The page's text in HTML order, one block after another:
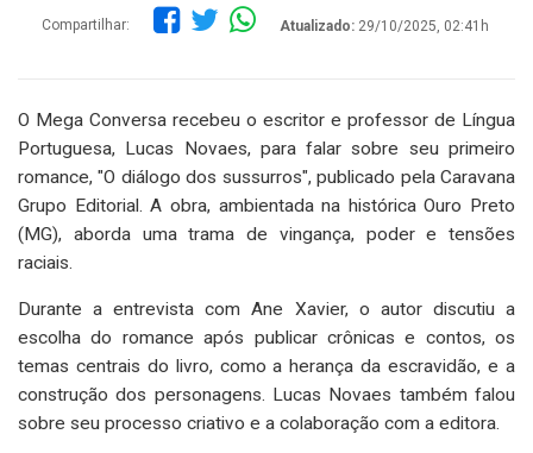
Compartilhar: Atualizado: 29/10/2025, 02:41h
O Mega Conversa recebeu o escritor e professor de Língua
Portuguesa, Lucas Novaes, para falar sobre seu primeiro
romance, "O diálogo dos sussurros", publicado pela Caravana
Grupo Editorial. A obra, ambientada na histórica Ouro Preto
(MG), aborda uma trama de vingança, poder e tensões
raciais.
Durante a entrevista com Ane Xavier, o autor discutiu a
escolha do romance após publicar crônicas e contos, os
temas centrais do livro, como a herança da escravidão, e a
construção dos personagens. Lucas Novaes também falou
sobre seu processo criativo e a colaboração com a editora.